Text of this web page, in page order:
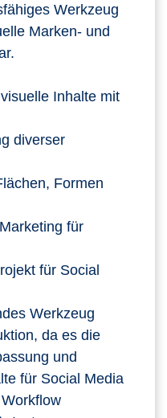
Werkzeug
Marken‑ und
Inhalte mit
diverser
Formen
für
für Social
Werkzeug
da es die
und
für Social Media